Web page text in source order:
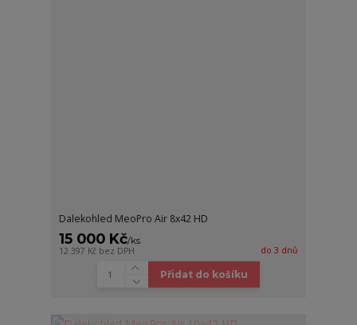
Dalekohled MeoPro Air 8x42 HD
15 000 Kč/ks
12 397 Kč bez DPH do 3 dnů
Přidat do košíku